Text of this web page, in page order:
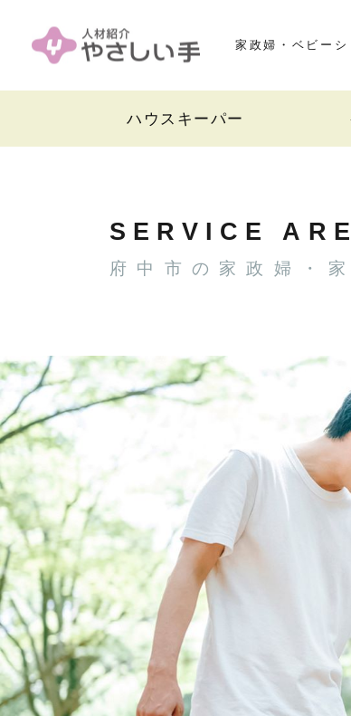
家政婦・ベビー
ハウスキーパー
SERVICE
府中市の家政婦・